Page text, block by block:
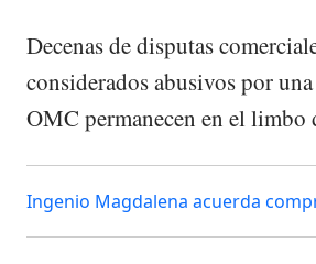
Decenas de disputas
considerados abusivos por
OMC permanecen en el limbo
Ingenio Magdalena acuerda